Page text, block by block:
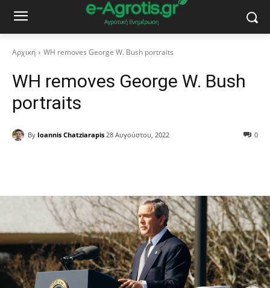
Αρχική WH removes George W. Bush portraits
WH removes George W. Bush
portraits
By Ioannis Chatziarapis 28 Αυγούστου, 2022 0